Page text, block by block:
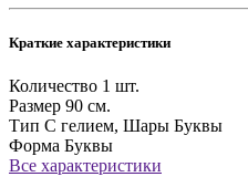
Краткие характеристики
Количество 1 шт.
Размер 90 см.
Тип С гелием, Шары Буквы
Форма Буквы
Все характеристики